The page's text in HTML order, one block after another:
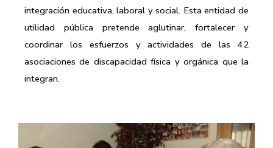
integración educativa, laboral y social. Esta entidad de
utilidad pública pretende aglutinar, fortalecer y
coordinar los esfuerzos y actividades de las 42
asociaciones de discapacidad física y orgánica que la
integran.